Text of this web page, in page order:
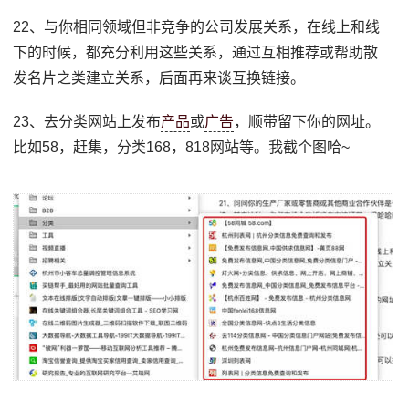
22、与你相同领域但非竞争的公司发展关系，在线上和线
下的时候，都充分利用这些关系，通过互相推荐或帮助散
发名片之类建立关系，后面再来谈互换链接。
23、去分类网站上发布产品或广告，顺带留下你的网址。
比如58，赶集，分类168，818网站等。我截个图哈~